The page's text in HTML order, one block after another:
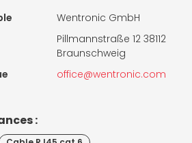
Wentronic GmbH
Pillmannstraße 12 38112
Braunschweig
office@wentronic.com
: